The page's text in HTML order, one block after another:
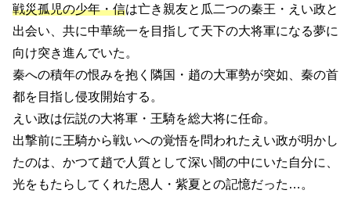
戦災孤児の少年・信は亡き親友と瓜二つの秦王・えい政と
出会い、共に中華統一を目指して天下の大将軍になる夢に
向け突き進んでいた。
秦への積年の恨みを抱く隣国・趙の大軍勢が突如、秦の首
都を目指し侵攻開始する。
えい政は伝説の大将軍・王騎を総大将に任命。
出撃前に王騎から戦いへの覚悟を問われたえい政が明かし
たのは、かつて趙で人質として深い闇の中にいた自分に、
光をもたらしてくれた恩人・紫夏との記憶だった…。